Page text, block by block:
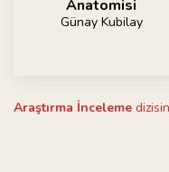
Anatomisi
Günay Kubilay
Araştırma İnceleme